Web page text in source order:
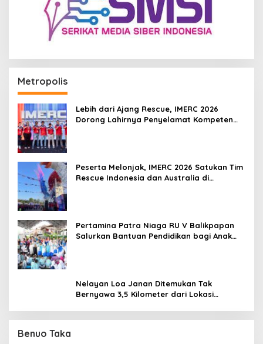
Metropolis
Lebih dari Ajang Rescue, IMERC 2026
Dorong Lahirnya Penyelamat Kompeten
Peserta Melonjak, IMERC 2026 Satukan Tim
Rescue Indonesia dan Australia di
Pertamina Patra Niaga RU V Balikpapan
Salurkan Bantuan Pendidikan bagi Anak
Nelayan Loa Janan Ditemukan Tak
Bernyawa 3,5 Kilometer dari Lokasi
Benuo Taka